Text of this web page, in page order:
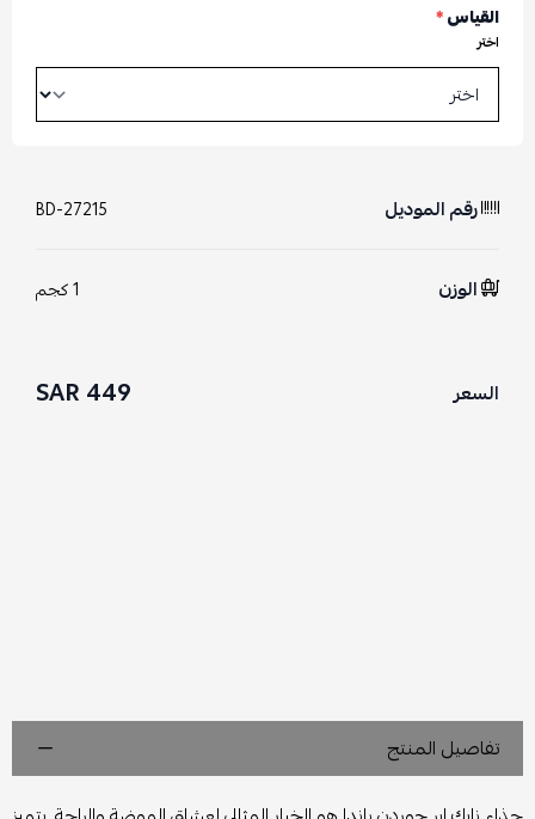
القياس*
اختر
رقم الموديل BD-27215
الوزن 1 كجم
السعر 449 SAR
تفاصيل المنتج